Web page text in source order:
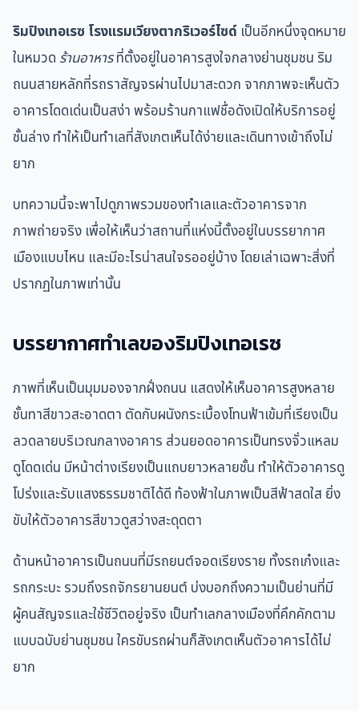
ริมปิงเทอเรซ โรงแรมเวียงตากริเวอร์ไซด์ เป็นอีกหนึ่งจุดหมาย
ในหมวด ร้านอาหารที่ตั้งอยู่ในอาคารสูงใจกลางย่านชุมชน ริม
ถนนสายหลักที่รถราสัญจรผ่านไปมาสะดวก จากภาพจะเห็นตัว
อาคารโดดเด่นเป็นสง่า พร้อมร้านกาแฟชื่อดังเปิดให้บริการอยู่
ชั้นล่าง ทำให้เป็นทำเลที่สังเกตเห็นได้ง่ายและเดินทางเข้าถึงไม่
ยาก
บทความนี้จะพาไปดูภาพรวมของทำเลและตัวอาคารจาก
ภาพถ่ายจริง เพื่อให้เห็นว่าสถานที่แห่งนี้ตั้งอยู่ในบรรยากาศ
เมืองแบบไหน และมีอะไรน่าสนใจรออยู่บ้าง โดยเล่าเฉพาะสิ่งที่
ปรากฏในภาพเท่านั้น
บรรยากาศทำเลของริมปิงเทอเรซ
ภาพที่เห็นเป็นมุมมองจากฝั่งถนน แสดงให้เห็นอาคารสูงหลาย
ชั้นทาสีขาวสะอาดตา ตัดกับผนังกระเบื้องโทนฟ้าเข้มที่เรียงเป็น
ลวดลายบริเวณกลางอาคาร ส่วนยอดอาคารเป็นทรงจั่วแหลม
ดูโดดเด่น มีหน้าต่างเรียงเป็นแถบยาวหลายชั้น ทำให้ตัวอาคารดู
โปร่งและรับแสงธรรมชาติได้ดี ท้องฟ้าในภาพเป็นสีฟ้าสดใส ยิ่ง
ขับให้ตัวอาคารสีขาวดูสว่างสะดุดตา
ด้านหน้าอาคารเป็นถนนที่มีรถยนต์จอดเรียงราย ทั้งรถเก๋งและ
รถกระบะ รวมถึงรถจักรยานยนต์ บ่งบอกถึงความเป็นย่านที่มี
ผู้คนสัญจรและใช้ชีวิตอยู่จริง เป็นทำเลกลางเมืองที่คึกคักตาม
แบบฉบับย่านชุมชน ใครขับรถผ่านก็สังเกตเห็นตัวอาคารได้ไม่
ยาก